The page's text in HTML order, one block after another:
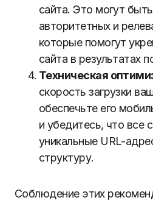
сайта. Это могут
авторитетных и
которые помогут
сайта в результатах
Техническая
скорость загрузки
обеспечьте его
и убедитесь, что все
уникальные URL-
структуру.
Соблюдение этих